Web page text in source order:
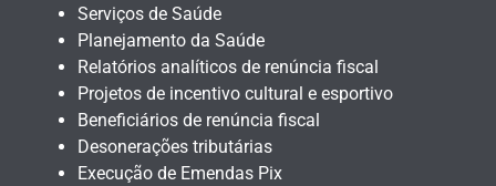
Serviços de Saúde
Planejamento da Saúde
Relatórios analíticos de renúncia fiscal
Projetos de incentivo cultural e esportivo
Beneficiários de renúncia fiscal
Desonerações tributárias
Execução de Emendas Pix